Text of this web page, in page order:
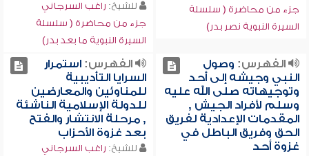
جزء من محاضرة ( سلسلة
السيرة النبوية نصر بدر)
للشيخ: راغب السرجاني
جزء من محاضرة ( سلسلة
السيرة النبوية ما بعد بدر)
الفهرس: وصول
النبي وجيشه إلى أحد
وتوجيهاته صلى الله عليه
وسلم لأفراد الجيش ,
المقدمات الإعدادية لفريق
الحق وفريق الباطل في
غزوة أحد
الفهرس:استمرار
السرايا التأديبية
للمناوئين والمعارضين
للدولة الإسلامية الناشئة
, مرحلة الانتشار والفتح
بعد غزوة الأحزاب
للشيخ: راغب السرجاني